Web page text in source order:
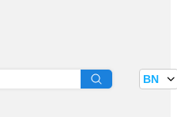
বাতায়ন BN